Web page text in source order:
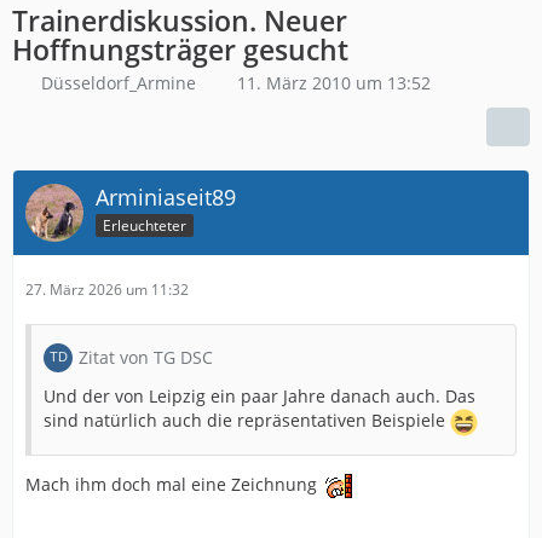
Trainerdiskussion. Neuer
Hoffnungsträger gesucht
Düsseldorf_Armine 11. März 2010 um 13:52
Arminiaseit89
Erleuchteter
27. März 2026 um 11:32
Zitat von TG DSC
Und der von Leipzig ein paar Jahre danach auch. Das
sind natürlich auch die repräsentativen Beispiele
Mach ihm doch mal eine Zeichnung